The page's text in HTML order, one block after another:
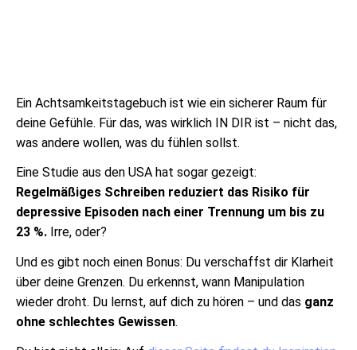
Ein Achtsamkeitstagebuch ist wie ein sicherer Raum für
deine Gefühle. Für das, was wirklich IN DIR ist – nicht das,
was andere wollen, was du fühlen sollst.
Eine Studie aus den USA hat sogar gezeigt:
Regelmäßiges Schreiben reduziert das Risiko für
depressive Episoden nach einer Trennung um bis zu
23 %. Irre, oder?
Und es gibt noch einen Bonus: Du verschaffst dir Klarheit
über deine Grenzen. Du erkennst, wann Manipulation
wieder droht. Du lernst, auf dich zu hören – und das ganz
ohne schlechtes Gewissen.